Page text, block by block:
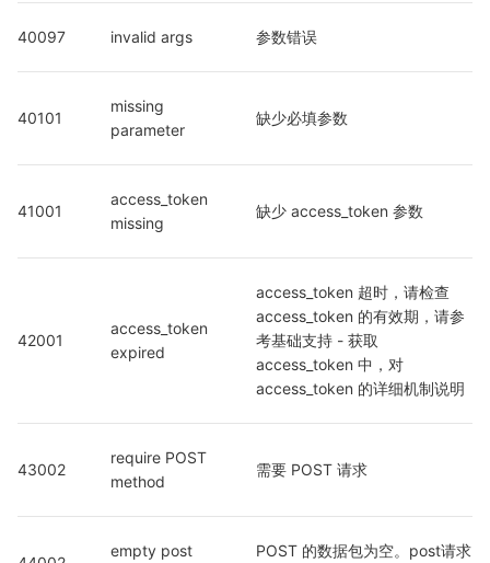
40097 invalid args 参数错误
40101
missing
parameter
缺少必填参数
41001
access_token
missing
缺少 access_token 参数
42001
access_token
expired
access_token 超时，请检查
access_token 的有效期，请参
考基础支持 - 获取
access_token 中，对
access_token 的详细机制说明
43002
require POST
method
需要 POST 请求
empty post POST 的数据包为空。post请求